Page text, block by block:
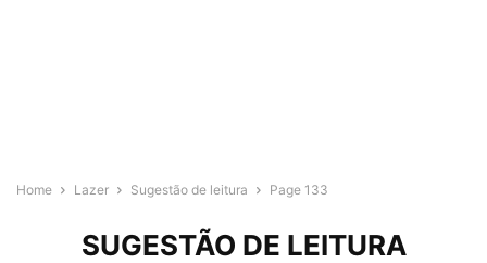
Home Lazer Sugestão de leitura Page 133
SUGESTÃO DE LEITURA